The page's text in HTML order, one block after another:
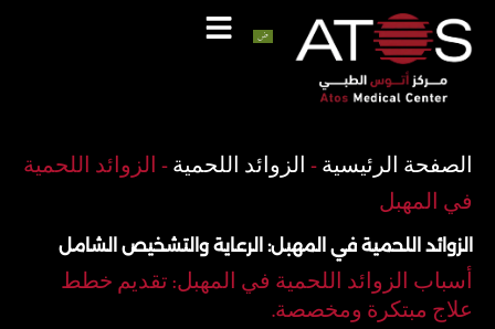
المحتوى
الصفحة الرئيسية- الزوائد اللحمية- الزوائد اللحمية
في المهبل
الزوائد اللحمية في المهبل: الرعاية والتشخيص الشامل
أسباب الزوائد اللحمية في المهبل: تقديم خطط
علاج مبتكرة ومخصصة.